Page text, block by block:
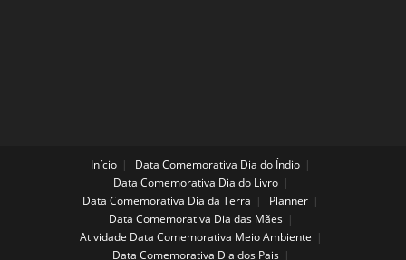
Início
Data Comemorativa Dia do Índio
Data Comemorativa Dia do Livro
Data Comemorativa Dia da Terra
Planner
Data Comemorativa Dia das Mães
Atividade Data Comemorativa Meio Ambiente
Data Comemorativa Dia dos Pais